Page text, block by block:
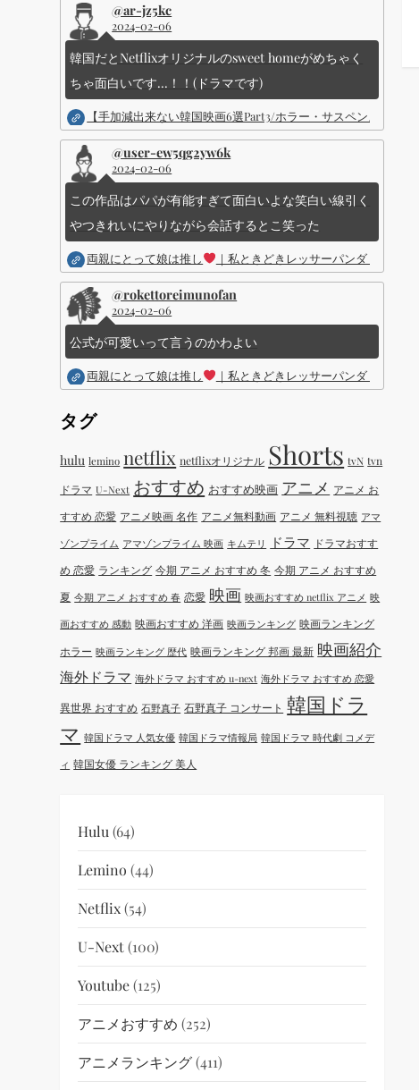
@ar-jz5kc
2024-02-06
韓国だとNetflixオリジナルのsweet homeがめちゃく
ちゃ面白いです...！！(ドラマです)
【手加減出来ない韓国映画6選Part3/ホラー・サスペンス・ノ
@user-ew5qg2yw6k
2024-02-06
この作品はパパが有能すぎて面白いよな笑白い線引く
やつきれいにやりながら会話するとこ笑った
両親にとって娘は推し ｜私ときどきレッサーパンダ ｜Disney
@rokettoreimunofan
2024-02-06
公式が可愛いって言うのかわよい
両親にとって娘は推し ｜私ときどきレッサーパンダ ｜Disney
タグ
hulu lemino netflix netflixオリジナル Shorts tvN tvn
ドラマ U-Next おすすめ おすすめ映画 アニメ アニメ お
すすめ 恋愛 アニメ映画 名作 アニメ無料動画 アニメ 無料視聴 アマ
ゾンプライム アマゾンプライム 映画 キムテリ ドラマ ドラマおすす
め 恋愛 ランキング 今期 アニメ おすすめ 冬 今期 アニメ おすすめ
夏 今期 アニメ おすすめ 春 恋愛 映画 映画おすすめ netflix アニメ 映
画おすすめ 感動 映画おすすめ 洋画 映画ランキング 映画ランキング
ホラー 映画ランキング 歴代 映画ランキング 邦画 最新 映画紹介
海外ドラマ 海外ドラマ おすすめ u-next 海外ドラマ おすすめ 恋愛
異世界 おすすめ 石野真子 石野真子 コンサート 韓国ドラ
マ 韓国ドラマ 人気女優 韓国ドラマ情報局 韓国ドラマ 時代劇 コメデ
ィ 韓国女優 ランキング 美人
Hulu (64)
Lemino (44)
Netflix(54)
U-Next(100)
Youtube(125)
アニメおすすめ (252)
アニメランキング(411)